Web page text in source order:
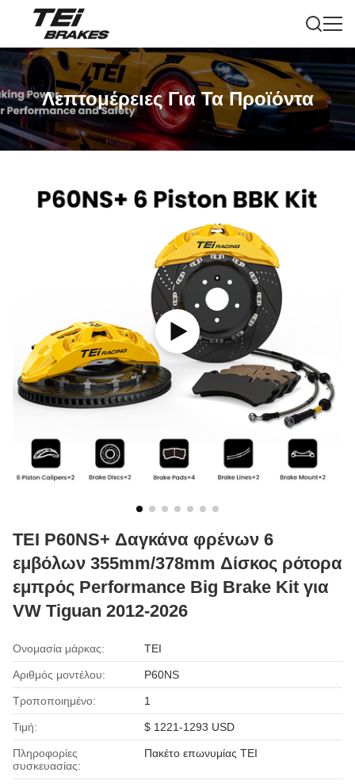
Λεπτομέρειες Για Τα Προϊόντα
TEI P60NS+ Δαγκάνα φρένων 6
εμβόλων 355mm/378mm Δίσκος ρότορα
εμπρός Performance Big Brake Kit για
VW Tiguan 2012-2026
Ονομασία μάρκας: TEI
Αριθμός μοντέλου: P60NS
Τροποποιημένο: 1
Τιμή: $ 1221-1293 USD
Πληροφορίες
συσκευασίας:
Πακέτο επωνυμίας ΤΕΙ